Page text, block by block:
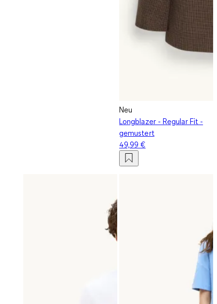
Neu
Longblazer - Regular Fit -
gemustert
49,99 €